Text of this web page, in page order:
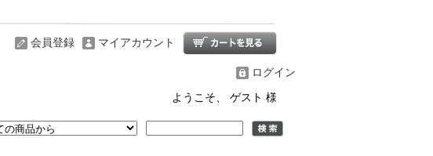
マイアカウント
会員登録
ログイン
ようこそ、 ゲスト 様